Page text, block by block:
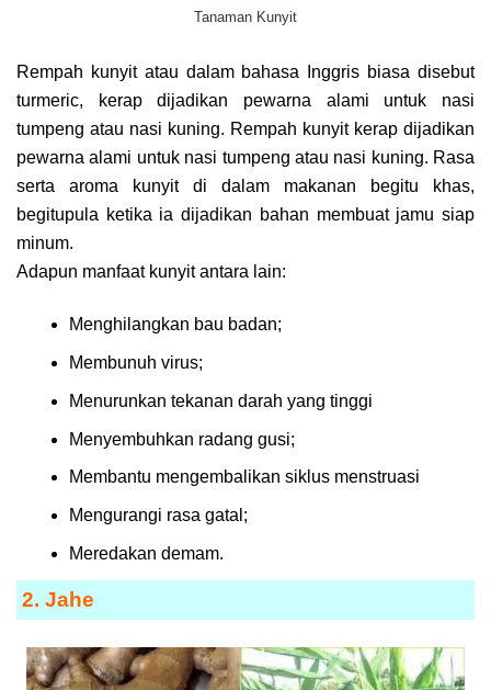
Tanaman Kunyit
Rempah kunyit atau dalam bahasa Inggris biasa disebut
turmeric, kerap dijadikan pewarna alami untuk nasi
tumpeng atau nasi kuning. Rempah kunyit kerap dijadikan
pewarna alami untuk nasi tumpeng atau nasi kuning. Rasa
serta aroma kunyit di dalam makanan begitu khas,
begitupula ketika ia dijadikan bahan membuat jamu siap
minum.
Adapun manfaat kunyit antara lain:
Menghilangkan bau badan;
Membunuh virus;
Menurunkan tekanan darah yang tinggi
Menyembuhkan radang gusi;
Membantu mengembalikan siklus menstruasi
Mengurangi rasa gatal;
Meredakan demam.
2. Jahe